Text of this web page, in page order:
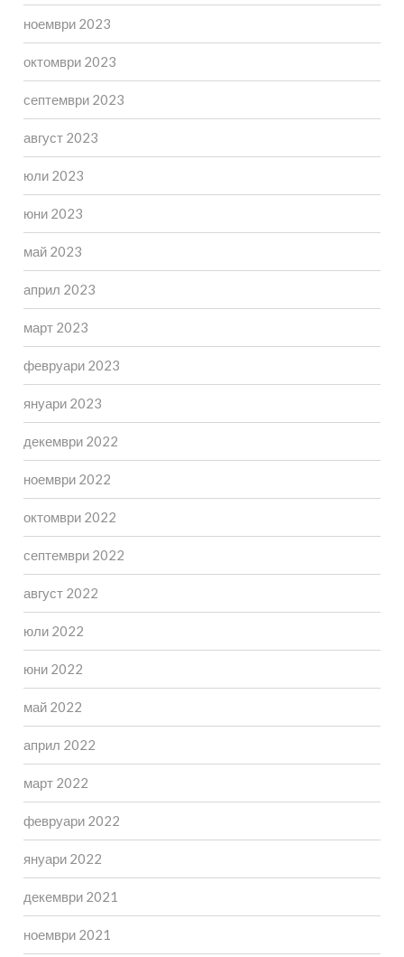
ноември 2023
октомври 2023
септември 2023
август 2023
юли 2023
юни 2023
май 2023
април 2023
март 2023
февруари 2023
януари 2023
декември 2022
ноември 2022
октомври 2022
септември 2022
август 2022
юли 2022
юни 2022
май 2022
април 2022
март 2022
февруари 2022
януари 2022
декември 2021
ноември 2021